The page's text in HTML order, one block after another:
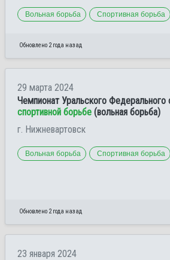
Вольная борьба Спортивная борьба
Обновлено 2 года назад
29 марта 2024
Чемпионат Уральского Федерального
спортивной борьбе (вольная борьба)
г. Нижневартовск
Вольная борьба Спортивная борьба
Обновлено 2 года назад
23 января 2024